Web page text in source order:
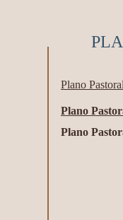
Plano
Plano
Plano